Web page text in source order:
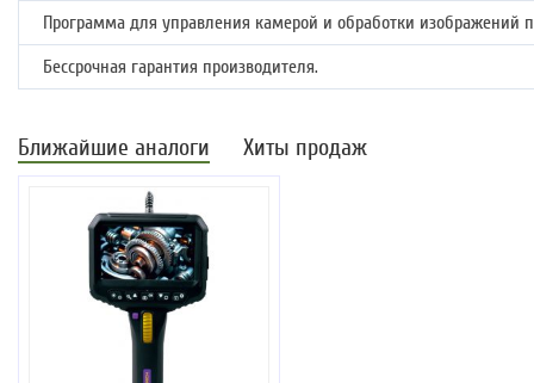
Программа для управления камерой и обработки изображений
Бессрочная гарантия производителя.
Ближайшие аналоги Хиты продаж